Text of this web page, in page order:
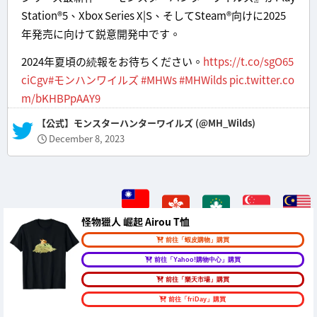
Station®5、Xbox Series X|S、そしてSteam®向けに2025
年発売に向けて鋭意開発中です。
2024年夏頃の続報をお待ちください。 https://t.co/sgO65
ciCgv#モンハンワイルズ#MHWs#MHWildspic.twitter.co
m/bKHBPpAAY9
— 【公式】モンスターハンターワイルズ (@MH_Wilds)
December 8, 2023
怪物獵人 崛起 Airou T恤
前往「蝦皮購物」購買
前往「Yahoo!購物中心」購買
前往「樂天市場」購買
前往「friDay」購買